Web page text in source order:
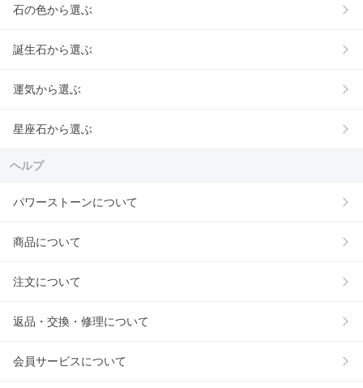
石の色から選ぶ
誕生石から選ぶ
運気から選ぶ
星座石から選ぶ
ヘルプ
パワーストーンについて
商品について
注文について
返品・交換・修理について
会員サービスについて